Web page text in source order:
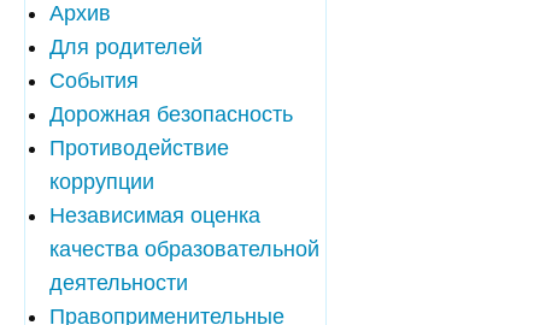
Архив
Для родителей
События
Дорожная безопасность
Противодействие
коррупции
Независимая оценка
качества образовательной
деятельности
Правоприменительные